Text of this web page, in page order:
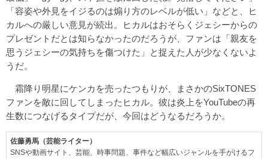
「容姿や外見をイジるのは煽り方のレベルが低い」などと、ヒ
カルへの厳しい意見が続出。ヒカルはおそらくジェシーからの
プレゼントだとは知らなかったのだろうが、ファンは「親友を
思うジェシーの気持ちを傷つけた」と捉えた人が少なくないよ
うだ。
霜降り明星にケンカを売ったつもりが、まさかのSixTONES
ファンを敵に回してしまったヒカル。彼は炎上をYouTubeの再
生数につなげるタイプだが、今回はどうなるだろうか。
佐藤勇馬（芸能ライター）
SNSや動画サイト、芸能、時事問題、事件など幅広いジャンルを手がけるフ